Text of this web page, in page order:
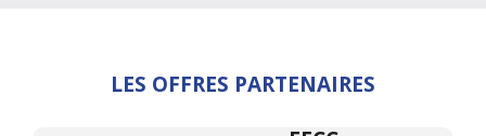
LES OFFRES PARTENAIRES